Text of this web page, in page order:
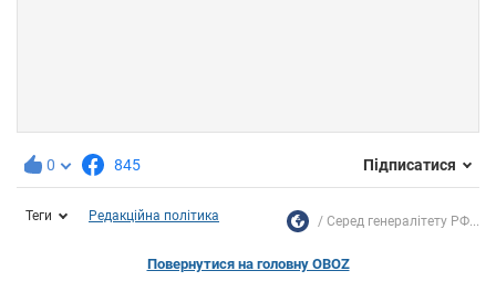
0 845 Підписатися
Теги Редакційна політика Серед генералітету РФ...
Повернутися на головну OBOZ